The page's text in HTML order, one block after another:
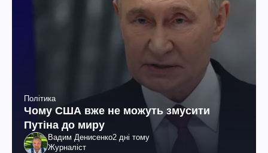
Політика
Чому США вже не можуть змусити
Путіна до миру
Вадим Денисенко2 дні тому
Журналіст